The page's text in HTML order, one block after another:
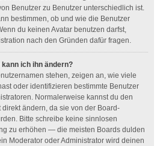
Benutzer zu Benutzer unterschiedlich ist.
bestimmen, ob und wie die Benutzer
du keinen Avatar benutzen darfst,
nach den Gründen dafür fragen.
ich ihn ändern?
stehen, zeigen an, wie viele
oder identifizieren bestimmte Benutzer
Normalerweise kannst du den
ändern, da sie von der Board-
Bitte schreibe keine sinnlosen
zu erhöhen — die meisten Boards dulden
Moderator oder Administrator wird deinen